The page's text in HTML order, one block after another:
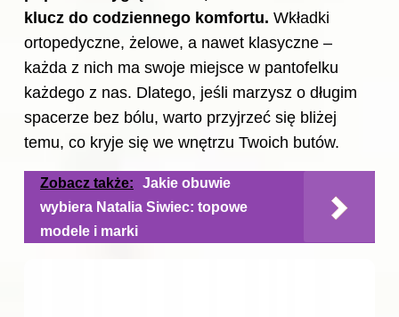
klucz do codziennego komfortu. Wkładki
ortopedyczne, żelowe, a nawet klasyczne –
każda z nich ma swoje miejsce w pantofelku
każdego z nas. Dlatego, jeśli marzysz o długim
spacerze bez bólu, warto przyjrzeć się bliżej
temu, co kryje się we wnętrzu Twoich butów.
Zobacz także:
Jakie obuwie
wybiera Natalia Siwiec: topowe
modele i marki